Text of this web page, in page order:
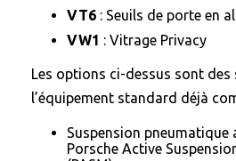
VT6 : Seuils de porte en
VW1 : Vitrage Privacy
Les options ci-dessus sont des
l’équipement standard déjà
Suspension pneumatique
Porsche Active